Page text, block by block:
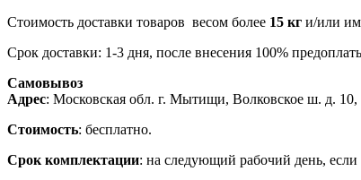
Стоимость доставки товаров весом более 15 кг и/или
Срок доставки: 1-3 дня, после внесения 100%
Самовывоз
Адрес: Московская обл. г. Мытищи, Волковское ш. д. 10,
Стоимость: бесплатно.
Срок комплектации: на следующий рабочий день, если